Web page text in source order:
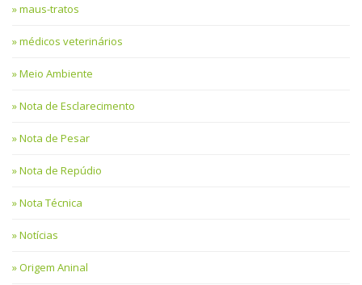
maus-tratos
médicos veterinários
Meio Ambiente
Nota de Esclarecimento
Nota de Pesar
Nota de Repúdio
Nota Técnica
Notícias
Origem Aninal